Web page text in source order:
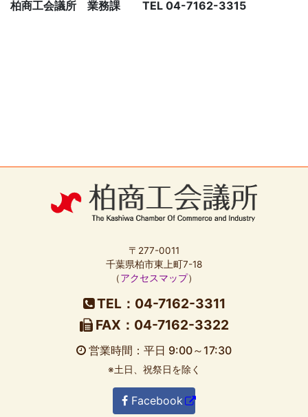
柏商工会議所 業務課 TEL 04-7162-3315
〒277-0011
千葉県柏市東上町7-18
（アクセスマップ）
TEL：04-7162-3311
FAX：04-7162-3322
営業時間：平日 9:00～17:30
※土日、祝祭日を除く
Facebook